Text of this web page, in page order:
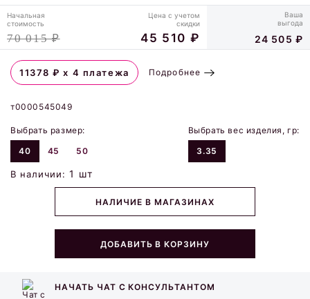
Начальная
стоимость
70 015 ₽
Цена с учетом
скидки
45 510 ₽
Ваша
выгода
24 505 ₽
11378 ₽ х 4 платежа Подробнее
т0000545049
Выбрать размер:
40
45 50
Выбрать вес изделия, гр:
3.35
В наличии:1 шт
НАЛИЧИЕ В МАГАЗИНАХ
ДОБАВИТЬ В КОРЗИНУ
НАЧАТЬ ЧАТ С КОНСУЛЬТАНТОМ